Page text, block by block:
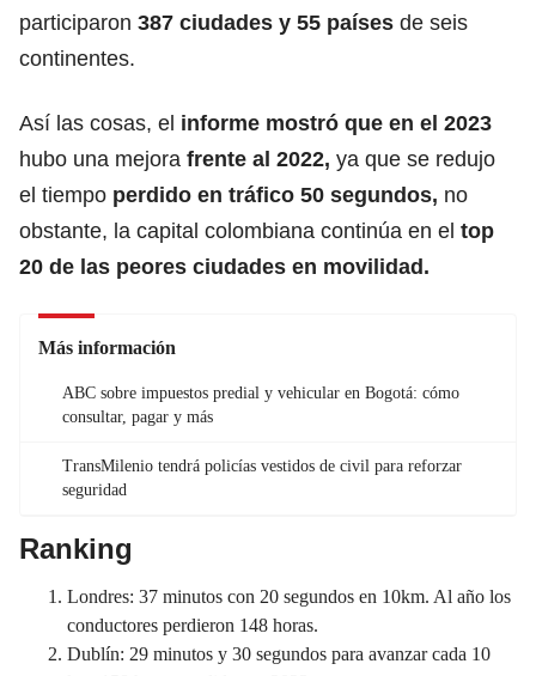
participaron 387 ciudades y 55 países de seis
continentes.
Así las cosas, el informe mostró que en el 2023
hubo una mejora frente al 2022, ya que se redujo
el tiempo perdido en tráfico 50 segundos, no
obstante, la capital colombiana continúa en el top
20 de las peores ciudades en movilidad.
Más información
ABC sobre impuestos predial y vehicular en Bogotá: cómo
consultar, pagar y más
TransMilenio tendrá policías vestidos de civil para reforzar
seguridad
Ranking
Londres: 37 minutos con 20 segundos en 10km. Al año los
conductores perdieron 148 horas.
Dublín: 29 minutos y 30 segundos para avanzar cada 10